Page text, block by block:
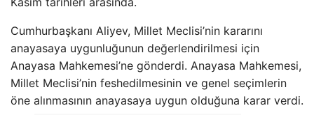
Cumhurbaşkanı Aliyev, Millet Meclisi’nin kararını
anayasaya uygunluğunun değerlendirilmesi için
Anayasa Mahkemesi’ne gönderdi. Anayasa Mahkemesi,
Millet Meclisi’nin feshedilmesinin ve genel seçimlerin
öne alınmasının anayasaya uygun olduğuna karar verdi.